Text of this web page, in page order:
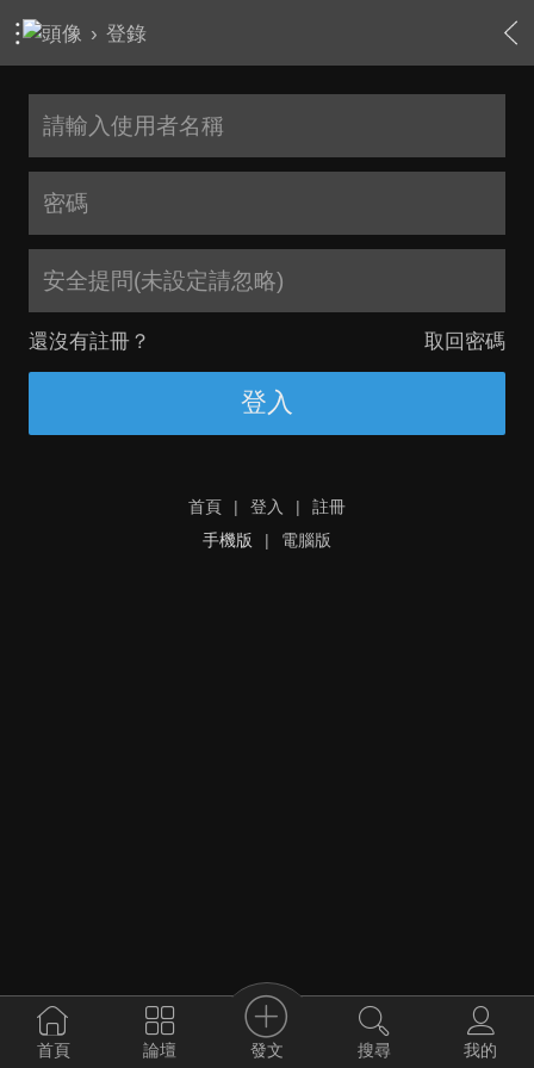
› 登錄
安全提問(未設定請忽略)
還沒有註冊？ 取回密碼
登入
首頁 | 登入 |
註冊
手機版
| 電腦版
首頁 論壇 發文 搜尋 我的